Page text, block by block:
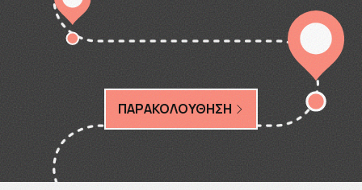
ΠΑΡΑΚΟΛΟΥΘΗΣΗ